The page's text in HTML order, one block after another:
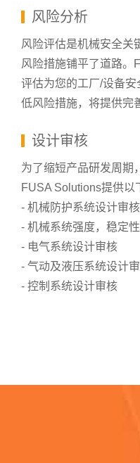
风险分析
风险评估是机械安全关
风险措施铺平了道路。
评估为您的工厂/设备
低风险措施，将提供完
设计审核
为了缩短产品研发周期
FUSA Solutions提供以
- 机械防护系统设计审核
- 机械系统强度，稳定
- 电气系统设计审核
- 气动及液压系统设计
- 控制系统设计审核